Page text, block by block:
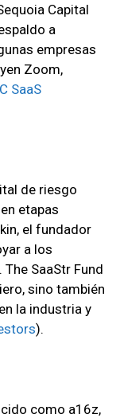
Capital
a
empresas
Zoom,
SaaS
de riesgo
etapas
el fundador
a los
SaaStr Fund
sino también
la industria y
).
como a16z,